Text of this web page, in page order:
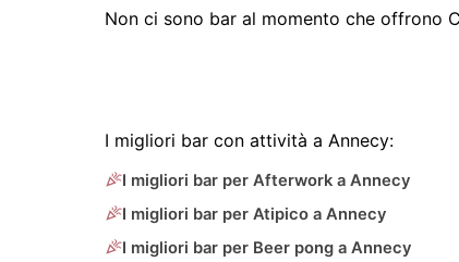
Non ci sono bar al momento che offrono
I migliori bar con attività a Annecy:
I migliori bar per Afterwork a Annecy
I migliori bar per Atipico a Annecy
I migliori bar per Beer pong a Annecy